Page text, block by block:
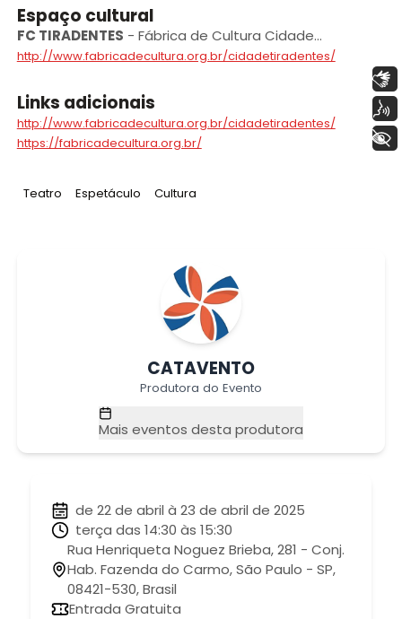
Espaço cultural
FC TIRADENTES - Fábrica de Cultura Cidade
Tiradentes
http://www.fabricadecultura.org.br/cidadetiradentes/
Links adicionais
http://www.fabricadecultura.org.br/cidadetiradentes/
https://fabricadecultura.org.br/
Tag:
Teatro Tag:
Espetáculo Tag:
Cultura
CATAVENTO
Produtora do Evento
Mais eventos desta produtora
de 22 de abril à 23 de abril de 2025
terça das 14:30 às 15:30
Rua Henriqueta Noguez Brieba, 281 - Conj.
Hab. Fazenda do Carmo, São Paulo - SP,
08421-530, Brasil
Entrada Gratuita